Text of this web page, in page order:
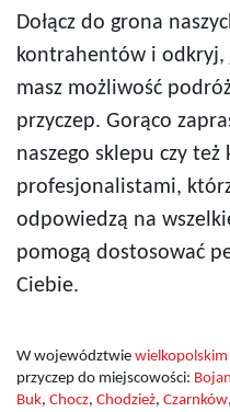
Dołącz do grona
kontrahentów i odkryj,
masz możliwość
przyczep. Gorąco
naszego sklepu czy
profesjonalistami,
odpowiedzą na
pomogą dostosować
Ciebie.
W województwie wielkopolskim
przyczep do miejscowości:
Buk, Chocz, Chodzież, Czarnków,